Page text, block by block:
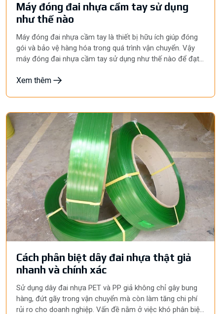
Máy đóng đai nhựa cầm tay sử dụng
như thế nào
Máy đóng đai nhựa cầm tay là thiết bị hữu ích giúp đóng
gói và bảo vệ hàng hóa trong quá trình vận chuyển. Vậy
máy đóng đai nhựa cầm tay sử dụng như thế nào để đạt
cách sử dụng máy đóng đai nhựa cầm tay qua bài viết
Xem thêm
Cách phân biệt dây đai nhựa thật giả
nhanh và chính xác
Sử dụng dây đai nhựa PET và PP giả không chỉ gây bung
hàng, đứt gãy trong vận chuyển mà còn làm tăng chi phí
rủi ro cho doanh nghiệp. Vấn đề nằm ở việc khó phân biệt